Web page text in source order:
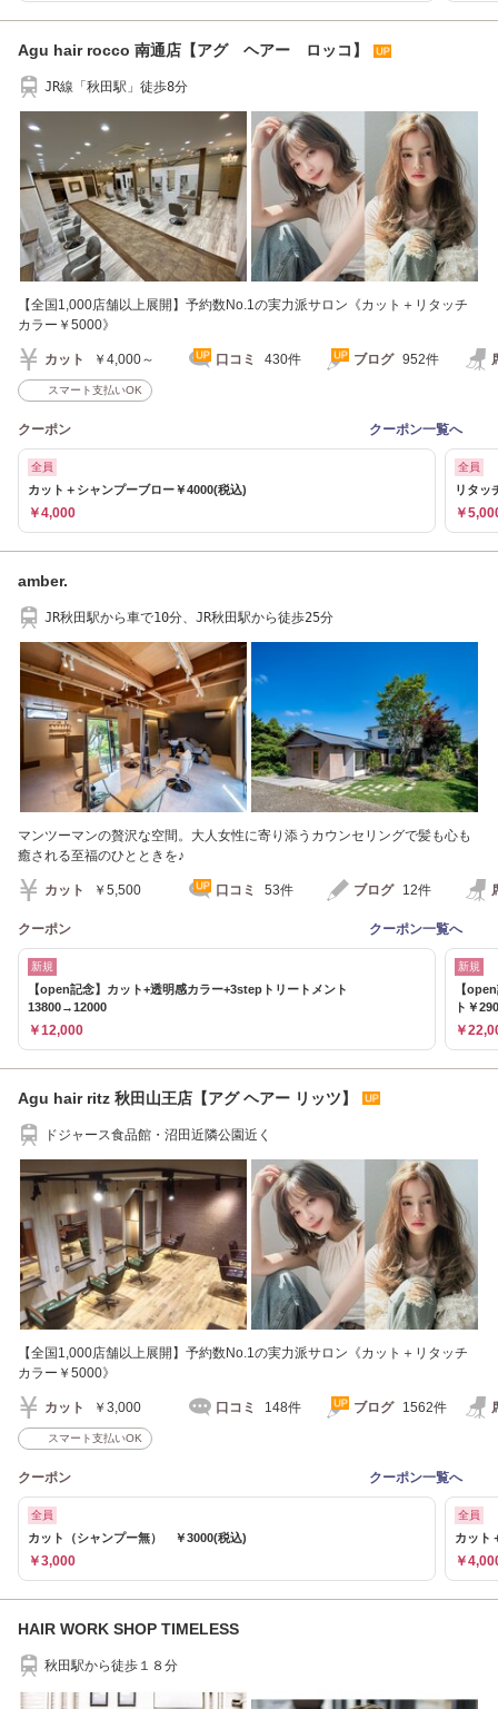
Agu hair rocco 南通店【アグ ヘアー ロッコ】
JR線「秋田駅」徒歩8分
【全国1,000店舗以上展開】予約数No.1の実力派サロン《カット＋リタッチ
カラー￥5000》
カット ￥4,000～ 口コミ 430件 ブログ 952件
スマート支払いOK
クーポン クーポン一覧へ
全員
カット＋シャンプーブロー￥4000(税込)
￥4,000
全員
リタッ
￥
amber.
JR秋田駅から車で10分、JR秋田駅から徒歩25分
マンツーマンの贅沢な空間。大人女性に寄り添うカウンセリングで髪も心も
癒される至福のひとときを♪
カット ￥5,500 口コミ 53件 ブログ 12件
クーポン クーポン一覧へ
新規
【open記念】カット+透明感カラー+3stepトリートメント
13800→12000
￥12,000
新規
【
ト￥
￥
Agu hair ritz 秋田山王店【アグ ヘアー リッツ】
ドジャース食品館・沼田近隣公園近く
【全国1,000店舗以上展開】予約数No.1の実力派サロン《カット＋リタッチ
カラー￥5000》
カット ￥3,000 口コミ 148件 ブログ 1562件
スマート支払いOK
クーポン クーポン一覧へ
全員
カット（シャンプー無） ￥3000(税込)
￥3,000
全員
カット
￥
HAIR WORK SHOP TIMELESS
秋田駅から徒歩１８分